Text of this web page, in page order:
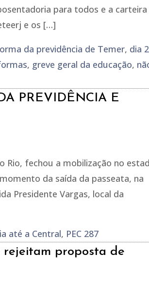
para todos e a carteira
e os […]
da previdência de Temer, dia
, greve geral da educação,
PREVIDÊNCIA E
Rio, fechou a mobilização no
da saída da passeata, na
Presidente Vargas, local da
até a Central, PEC 287
rejeitam proposta de